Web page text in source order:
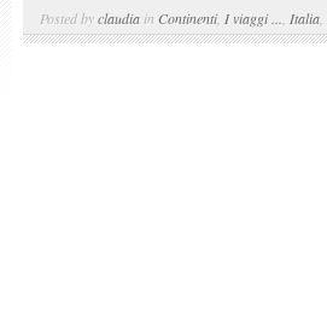
Posted byclaudia in Continenti, I viaggi ... Italia